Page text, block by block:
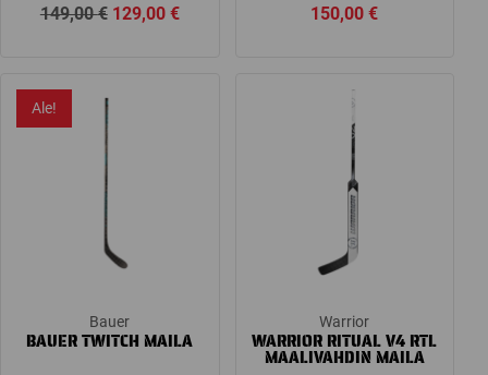
149,00€ Alkuperäinen
129,00 €Nykyinen
150,00€
Ale!
Bauer
BAUER TWITCH MAILA
Warrior
WARRIOR RITUAL V4 RTL
MAALIVAHDIN MAILA